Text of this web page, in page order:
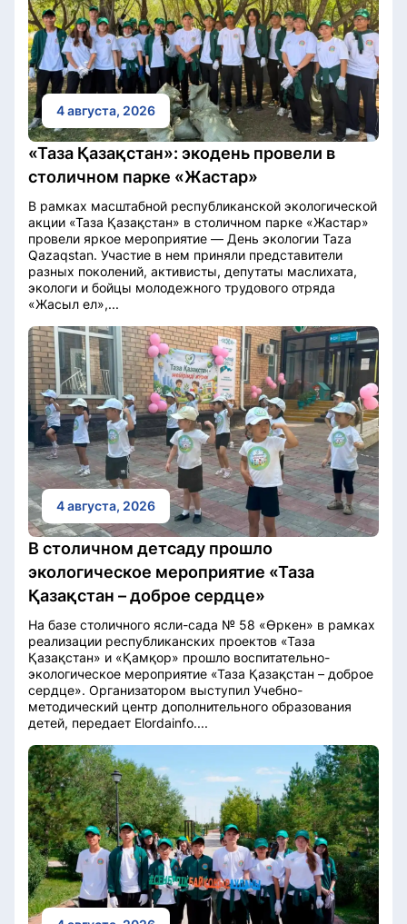
4 августа, 2026
«Таза Қазақстан»: экодень провели в
столичном парке «Жастар»
В рамках масштабной республиканской экологической
акции «Таза Қазақстан» в столичном парке «Жастар»
провели яркое мероприятие — День экологии Taza
Qazaqstan. Участие в нем приняли представители
разных поколений, активисты, депутаты маслихата,
экологи и бойцы молодежного трудового отряда
«Жасыл ел»,...
4 августа, 2026
В столичном детсаду прошло
экологическое мероприятие «Таза
Қазақстан – доброе сердце»
На базе столичного ясли-сада № 58 «Өркен» в рамках
реализации республиканских проектов «Таза
Қазақстан» и «Қамқор» прошло воспитательно-
экологическое мероприятие «Таза Қазақстан – доброе
сердце». Организатором выступил Учебно-
методический центр дополнительного образования
детей, передает Elordainfo....